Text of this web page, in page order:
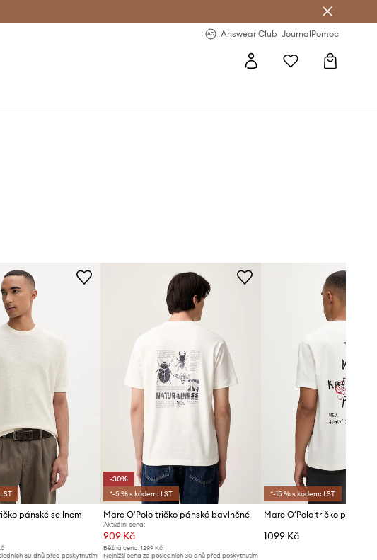
Answear Club JournalPomoc
pánské se lnem
30 dnů před poskytnutím
-30%
*-5 % s kódem: LST
Marc O'Polo tričko pánské bavlněné
Aktuální cena:
909 Kč
Běžná cena:1299 Kč
Nejnižší cena za posledních 30 dnů před poskytnutím
*-15 % s kódem: LST
Marc O'Polo tričko pánské
1099 Kč